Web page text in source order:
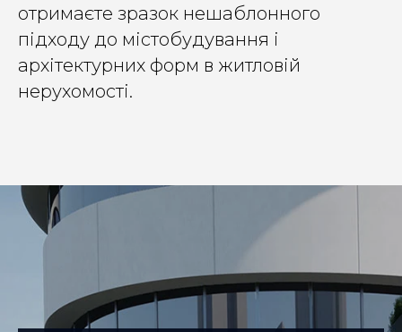
отримаєте зразок нешаблонного
підходу до містобудування і
архітектурних форм в житловій
нерухомості.